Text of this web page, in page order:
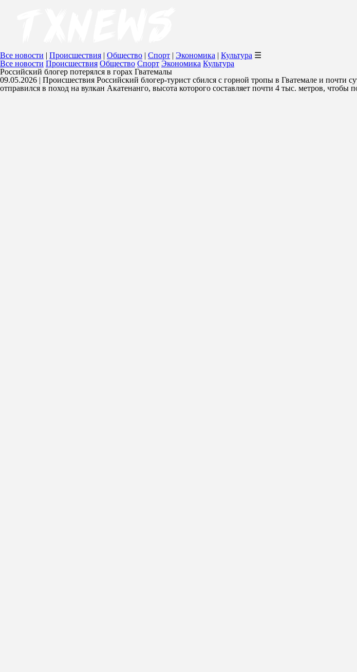
Все новости | Происшествия | Общество | Спорт | Экономика | Культура ☰
Все новости Происшествия Общество Спорт Экономика Культура
Российский блогер потерялся в горах Гватемалы
09.05.2026 | Происшествия Российский блогер-турист сбился с горной тропы в Гватемале и почти
отправился в поход на вулкан Акатенанго, высота которого составляет почти 4 тыс. метров, чтобы